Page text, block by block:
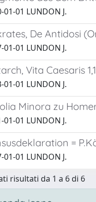
01-01 LUNDON J.
De Antidosi
01-01 LUNDON J.
Vita Caesaris
01-01 LUNDON J.
Minora zu
01-01 LUNDON J.
=
01-01 LUNDON J.
risultati da 1 a 6 di 6